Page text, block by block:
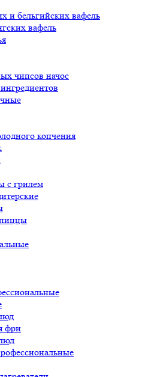
и бельгийских вафель
вафель
чипсов начос
копчения
с грилем
фри